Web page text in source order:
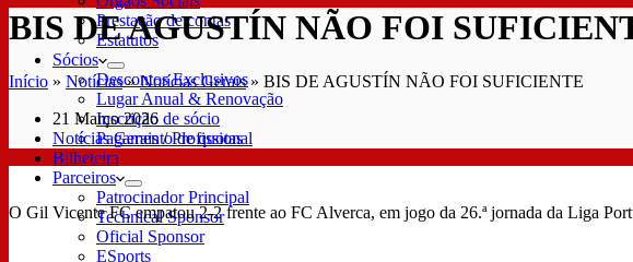
Prestação de contas
Estatutos
Sócios
Descontos Exclusivos
Lugar Anual & Renovação
Inscrição de sócio
Pagamento de quotas
Bilheteira
Parceiros
Patrocinador Principal
Technical Sponsor
Oficial Sponsor
ESports
BIS DE AGUSTÍN NÃO FOI
Início » Notícias»Notícias Gerais» BIS DE AGUSTÍN NÃO FOI SUFICIENTE
21 Março 2026
Notícias Gerais/Profissional
O Gil Vicente FC empatou 2-2 frente ao FC Alverca, em jogo da 26.ª jornada da Liga